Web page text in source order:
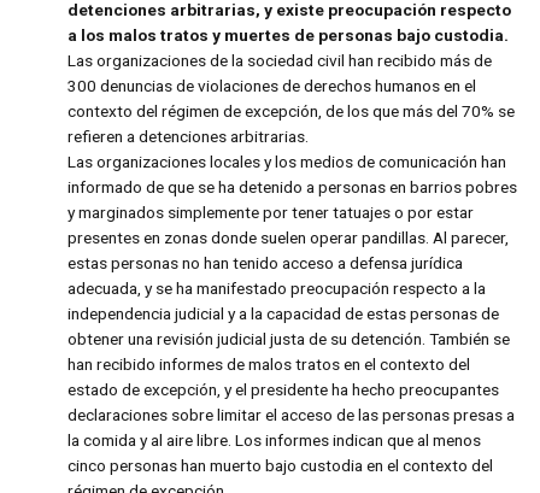
detenciones arbitrarias, y existe preocupación respecto
a los malos tratos y muertes de personas bajo custodia.
Las organizaciones de la sociedad civil han recibido más de
300 denuncias de violaciones de derechos humanos en el
contexto del régimen de excepción, de los que más del 70% se
refieren a detenciones arbitrarias.
Las organizaciones locales y los medios de comunicación han
informado de que se ha detenido a personas en barrios pobres
y marginados simplemente por tener tatuajes o por estar
presentes en zonas donde suelen operar pandillas. Al parecer,
estas personas no han tenido acceso a defensa jurídica
adecuada, y se ha manifestado preocupación respecto a la
independencia judicial y a la capacidad de estas personas de
obtener una revisión judicial justa de su detención. También se
han recibido informes de malos tratos en el contexto del
estado de excepción, y el presidente ha hecho preocupantes
declaraciones sobre limitar el acceso de las personas presas a
la comida y al aire libre. Los informes indican que al menos
cinco personas han muerto bajo custodia en el contexto del